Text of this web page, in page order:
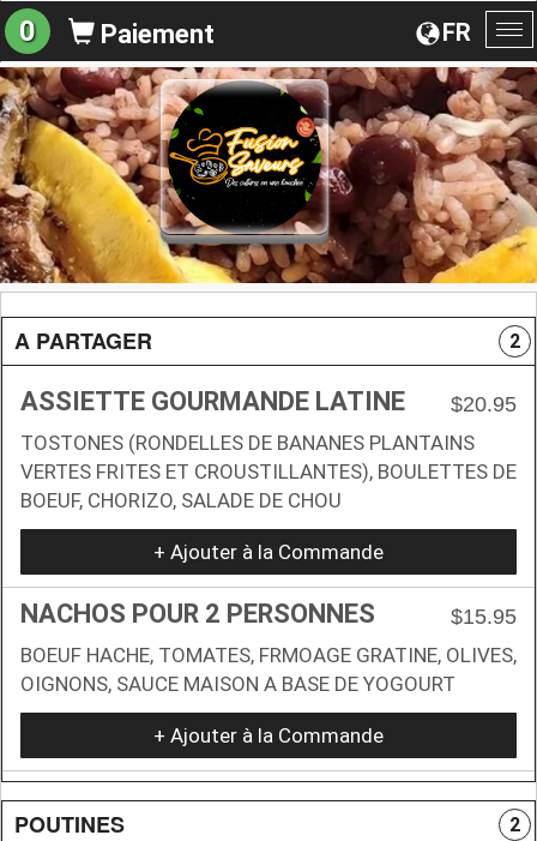
la
FR
0 Paiement
A PARTAGER 2
ASSIETTE GOURMANDE LATINE
$20.95
TOSTONES (RONDELLES DE BANANES PLANTAINS
VERTES FRITES ET CROUSTILLANTES), BOULETTES DE
BOEUF, CHORIZO, SALADE DE CHOU
+ Ajouter à la Commande
NACHOS POUR 2 PERSONNES
$15.95
BOEUF HACHE, TOMATES, FRMOAGE GRATINE, OLIVES,
OIGNONS, SAUCE MAISON A BASE DE YOGOURT
+ Ajouter à la Commande
POUTINES 2